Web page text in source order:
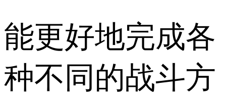
能更好地完成各
种不同的战斗方